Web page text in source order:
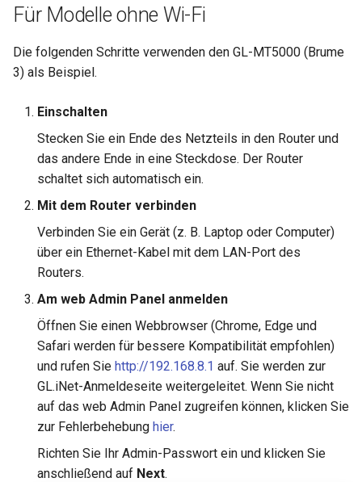
Für Modelle ohne Wi-Fi
Die folgenden Schritte verwenden den GL-MT5000 (Brume
3) als Beispiel.
Einschalten
Stecken Sie ein Ende des Netzteils in den Router und
das andere Ende in eine Steckdose. Der Router
schaltet sich automatisch ein.
Mit dem Router verbinden
Verbinden Sie ein Gerät (z. B. Laptop oder Computer)
über ein Ethernet-Kabel mit dem LAN-Port des
Routers.
Am web Admin Panel anmelden
Öffnen Sie einen Webbrowser (Chrome, Edge und
Safari werden für bessere Kompatibilität empfohlen)
und rufen Sie http://192.168.8.1 auf. Sie werden zur
GL.iNet-Anmeldeseite weitergeleitet. Wenn Sie nicht
auf das web Admin Panel zugreifen können, klicken Sie
zur Fehlerbehebung hier.
Richten Sie Ihr Admin-Passwort ein und klicken Sie
anschließend auf Next.